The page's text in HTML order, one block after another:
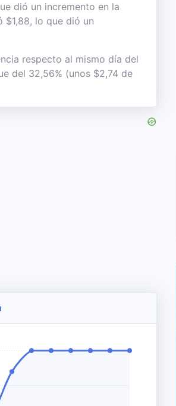
dió un incremento en la
$1,88, lo que dió un
respecto al mismo día del
del 32,56% (unos $2,74 de